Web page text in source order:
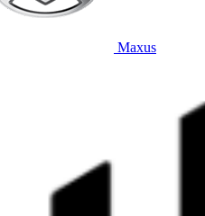
Maxus